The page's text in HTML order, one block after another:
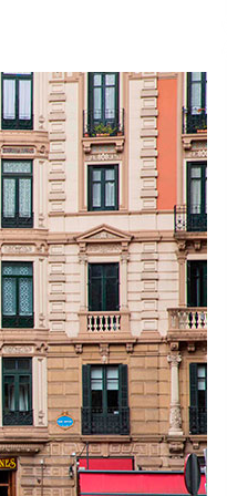
Plentziako Itsas
da
Paul McCartney eta
lan berriak